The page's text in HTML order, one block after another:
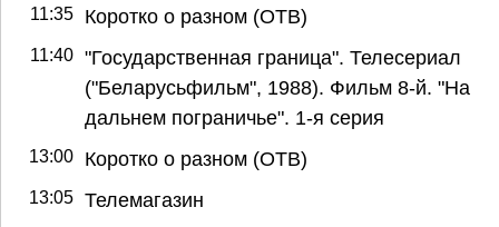
11:35 Коротко о разном (ОТВ)
11:40 "Государственная граница". Телесериал
("Беларусьфильм", 1988). Фильм 8-й. "На
дальнем пограничье". 1-я серия
13:00 Коротко о разном (ОТВ)
13:05 Телемагазин